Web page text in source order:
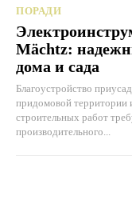
ПОРАДИ
Mächtz:
дома и сада
Благоустройство
придомовой территории
строительных работ
производительного...